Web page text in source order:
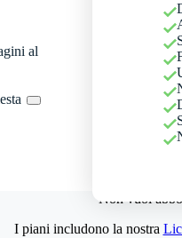
al
Non vuoi
I piani includono la nostra